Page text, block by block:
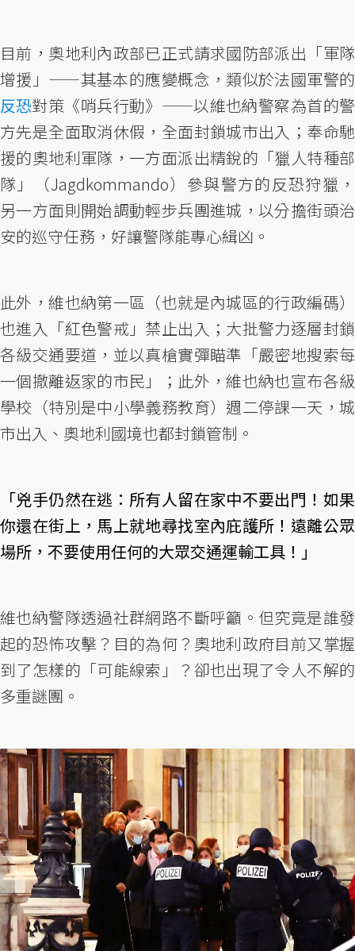
目前，奧地利內政部已正式請求國防部派出「軍隊
增援」——其基本的應變概念，類似於法國軍警的
反恐對策《哨兵行動》——以維也納警察為首的警
方先是全面取消休假，全面封鎖城市出入；奉命馳
援的奧地利軍隊，一方面派出精銳的「獵人特種部
隊」（Jagdkommando）參與警方的反恐狩獵，
另一方面則開始調動輕步兵團進城，以分擔街頭治
安的巡守任務，好讓警隊能專心緝凶。
此外，維也納第一區（也就是內城區的行政編碼）
也進入「紅色警戒」禁止出入；大批警力逐層封鎖
各級交通要道，並以真槍實彈瞄準「嚴密地搜索每
一個撤離返家的市民」；此外，維也納也宣布各級
學校（特別是中小學義務教育）週二停課一天，城
市出入、奧地利國境也都封鎖管制。
「兇手仍然在逃：所有人留在家中不要出門！如果
你還在街上，馬上就地尋找室內庇護所！遠離公眾
場所，不要使用任何的大眾交通運輸工具！」
維也納警隊透過社群網路不斷呼籲。但究竟是誰發
起的恐怖攻擊？目的為何？奧地利政府目前又掌握
到了怎樣的「可能線索」？卻也出現了令人不解的
多重謎團。